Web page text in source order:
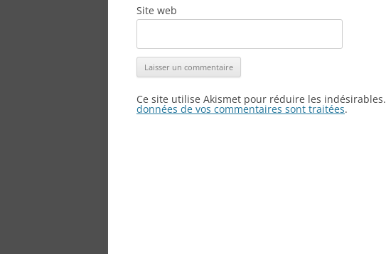
Site web
Ce site utilise Akismet pour réduire les indésirables.
données de vos commentaires sont traitées.